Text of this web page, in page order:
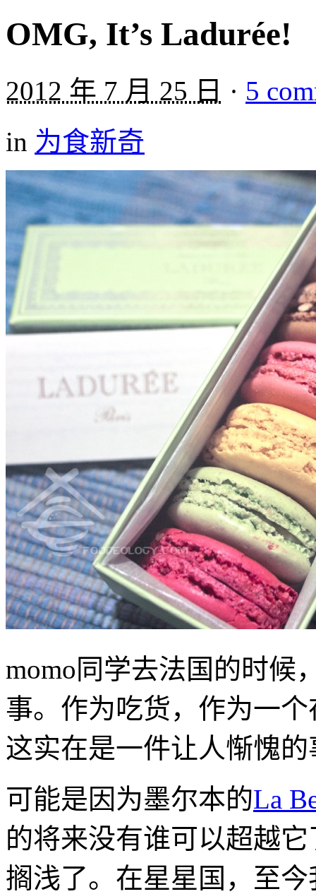
OMG, It’s Ladurée!
2012 年 7 月 25 日 · 5
in 为食新奇
momo同学去法国的时候
事。作为吃货，作为一个
这实在是一件让人惭愧的
可能是因为墨尔本的La
的将来没有谁可以超越
搁浅了。在星星国，至